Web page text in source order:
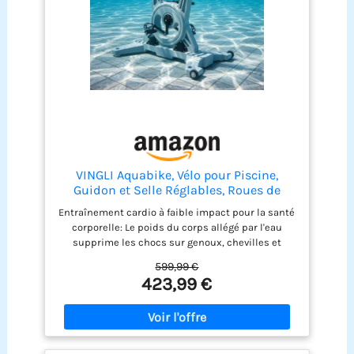
doigts et améliorant le sommeil.
VINGLI Aquabike, Vélo pour Piscine,
Guidon et Selle Réglables, Roues de
Transport, Antidérapant, pour Fitness
Aquatique, Rééducation, Perte de Poids,
en Acier Inoxydable, HDPE, Jusqu'à 150
kg, Gris
Entraînement cardio à faible impact pour la santé
corporelle: Le poids du corps allégé par l'eau
supprime les chocs sur genoux, chevilles et
les seniors, les personnes en surpoids ou
souffrant de douleurs articulaires. La résistance
hydrique naturelle renforce le cœur, améliore
l'endurance cardio, affine la silhouette et muscle
le corps sans la moindre sensation de chaleur
étouffante et de transpiration excessive Multiples
599,99 €
423,99 €